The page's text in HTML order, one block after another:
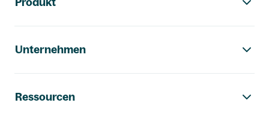
Unternehmen
Ressourcen